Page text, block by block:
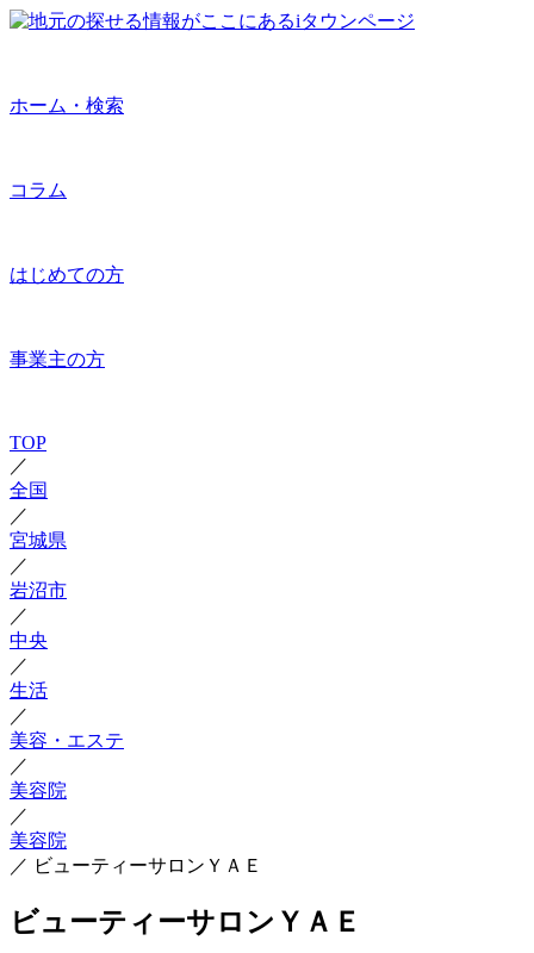
ホーム・検索
コラム
はじめての方
事業主の方
TOP
／
全国
／
宮城県
／
岩沼市
／
中央
／
生活
／
美容・エステ
／
美容院
／
美容院
／ ビューティーサロンＹＡＥ
ビューティーサロンＹＡＥ